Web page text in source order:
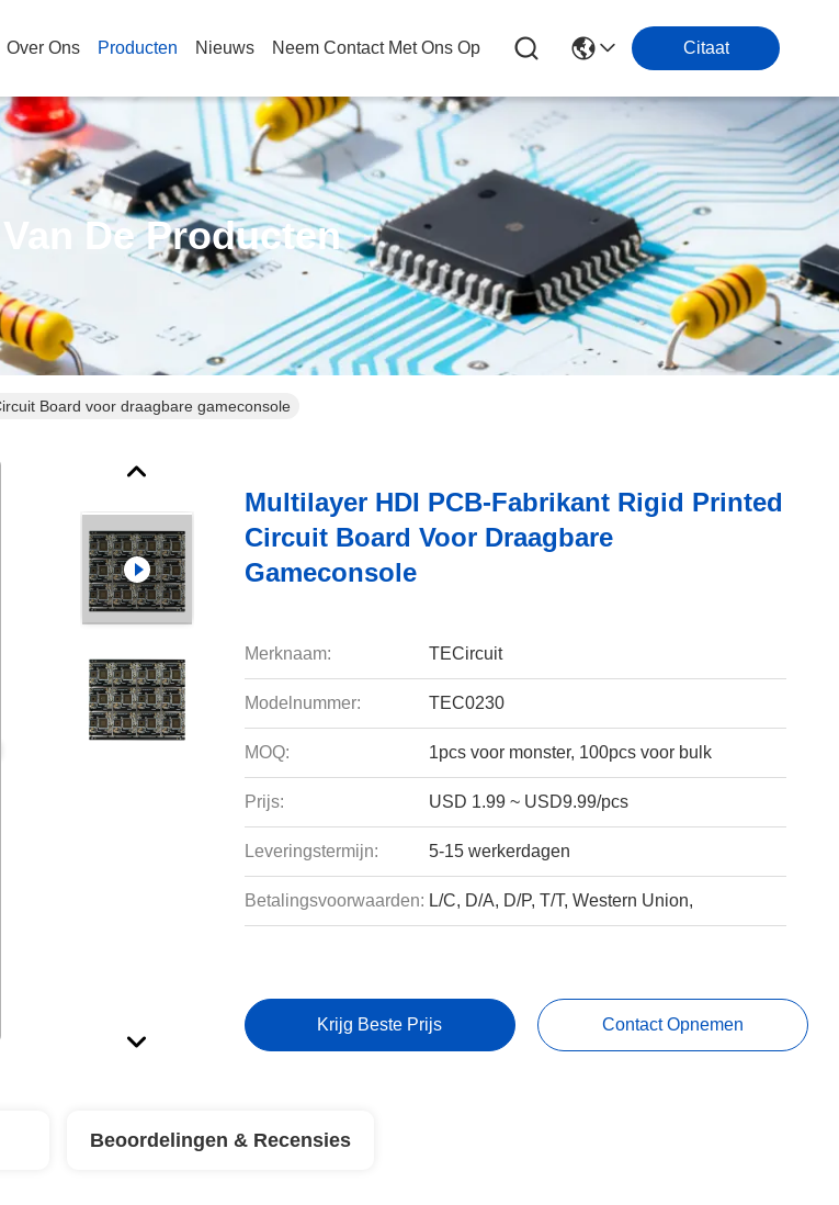
Over Ons Producten Nieuws Neem Contact Met Ons Op Citaat
De Producten
Board voor draagbare gameconsole
Multilayer HDI PCB-Fabrikant Rigid Printed
Circuit Board Voor Draagbare
Gameconsole
Merknaam: TECircuit
Modelnummer: TEC0230
MOQ: 1pcs voor monster, 100pcs voor bulk
Prijs: USD 1.99 ~ USD9.99/pcs
Leveringstermijn: 5-15 werkerdagen
Betalingsvoorwaarden: L/C, D/A, D/P, T/T, Western Union,
Krijg Beste Prijs Contact Opnemen
Beoordelingen & Recensies